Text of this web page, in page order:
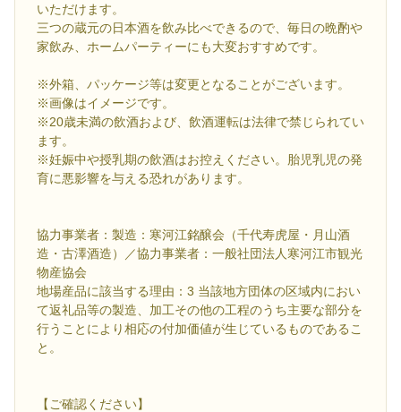
いただけます。
三つの蔵元の日本酒を飲み比べできるので、毎日の晩酌や
家飲み、ホームパーティーにも大変おすすめです。
※外箱、パッケージ等は変更となることがございます。
※画像はイメージです。
※20歳未満の飲酒および、飲酒運転は法律で禁じられてい
ます。
※妊娠中や授乳期の飲酒はお控えください。胎児乳児の発
育に悪影響を与える恐れがあります。
協力事業者：製造：寒河江銘醸会（千代寿虎屋・月山酒
造・古澤酒造）／協力事業者：一般社団法人寒河江市観光
物産協会
地場産品に該当する理由：3 当該地方団体の区域内におい
て返礼品等の製造、加工その他の工程のうち主要な部分を
行うことにより相応の付加価値が生じているものであるこ
と。
【ご確認ください】